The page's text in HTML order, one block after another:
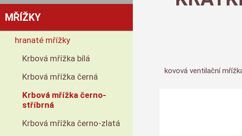
kovová ventilační
MŘÍŽKY
hranaté mřížky
Krbová mřížka bílá
Krbová mřížka černá
Krbová mřížka černo-
stříbrná
Krbová mřížka černo-zlatá